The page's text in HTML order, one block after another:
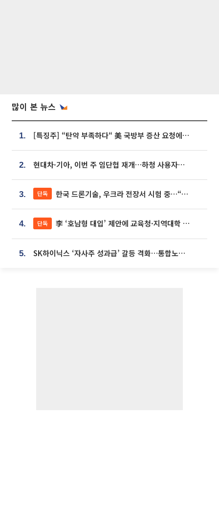
많이 본 뉴스
1. [특징주] “탄약 부족하다“ 美 국방부 증산 요청에⋯국내 방산주 급등세
2. 현대차·기아, 이번 주 임단협 재개…하청 사용자성 재심도 ‘변수’
3. 단독 한국 드론기술, 우크라 전장서 시험 중…“스타트업 여러 곳 참여”
4. 단독 李 ‘호남형 대입’ 제안에 교육청·지역대학 서·논술형 입시 연계 '착수'
5. SK하이닉스 ‘자사주 성과급’ 갈등 격화…통합노조 출범 움직임